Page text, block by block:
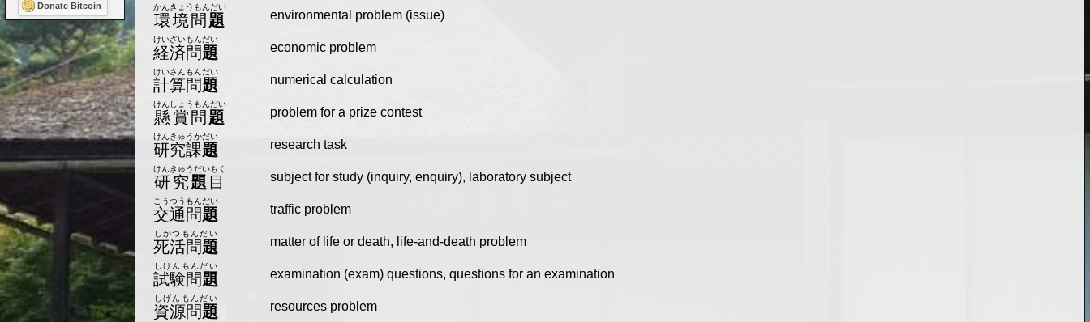
Donate Bitcoin
環境問 題
かんきょうもんだい
environmental problem (issue)
経済問題
けいざいもんだい
economic problem
計算問題
けいさんもんだい
numerical calculation
懸賞問 題
けんしょうもんだい
problem for a prize contest
研究課題
けんきゅうかだい
research task
研究題 目
けんきゅうだいもく
subject for study (inquiry, enquiry), laboratory subject
交通問題
こうつうもんだい
traffic problem
死活問題
しかつもんだい
matter of life or death, life-and-death problem
試験問題
しけんもんだい
examination (exam) questions, questions for an examination
資源問題
しげんもんだい
resources problem